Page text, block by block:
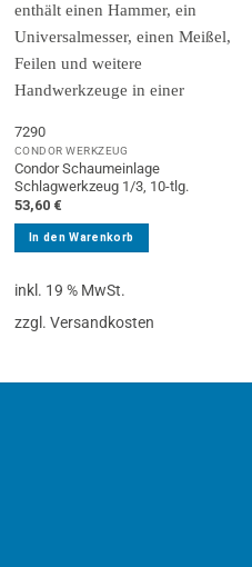
7290
CONDOR WERKZEUG
Condor Schaumeinlage
Schlagwerkzeug 1/3, 10-tlg.
53,60 €
In den Warenkorb
inkl. 19 % MwSt.
zzgl. Versandkosten